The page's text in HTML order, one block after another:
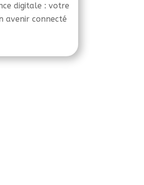
digitale : votre
avenir connecté